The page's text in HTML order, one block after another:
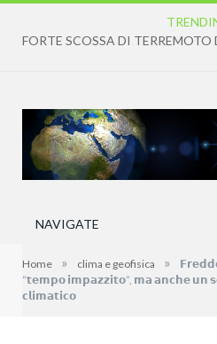
NAVIGATE
Home » clima e geofisica »
“𝘁𝗲𝗺𝗽𝗼 𝗶𝗺𝗽𝗮𝘇𝘇𝗶𝘁𝗼”, 𝗺𝗮 𝗮𝗻𝗰𝗵𝗲 𝘂𝗻
𝗰𝗹𝗶𝗺𝗮𝘁𝗶𝗰𝗼